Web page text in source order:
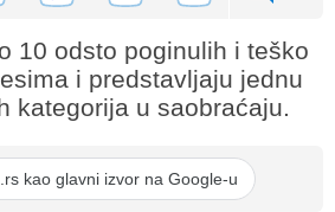
10 odsto poginulih i teško
i predstavljaju jednu
kategorija u saobraćaju.
kao glavni izvor na Google-u